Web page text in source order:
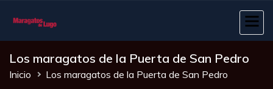
principal
Los maragatos de la Puerta de San Pedro
Sobrescribir
Inicio Los maragatos de la Puerta de San Pedro